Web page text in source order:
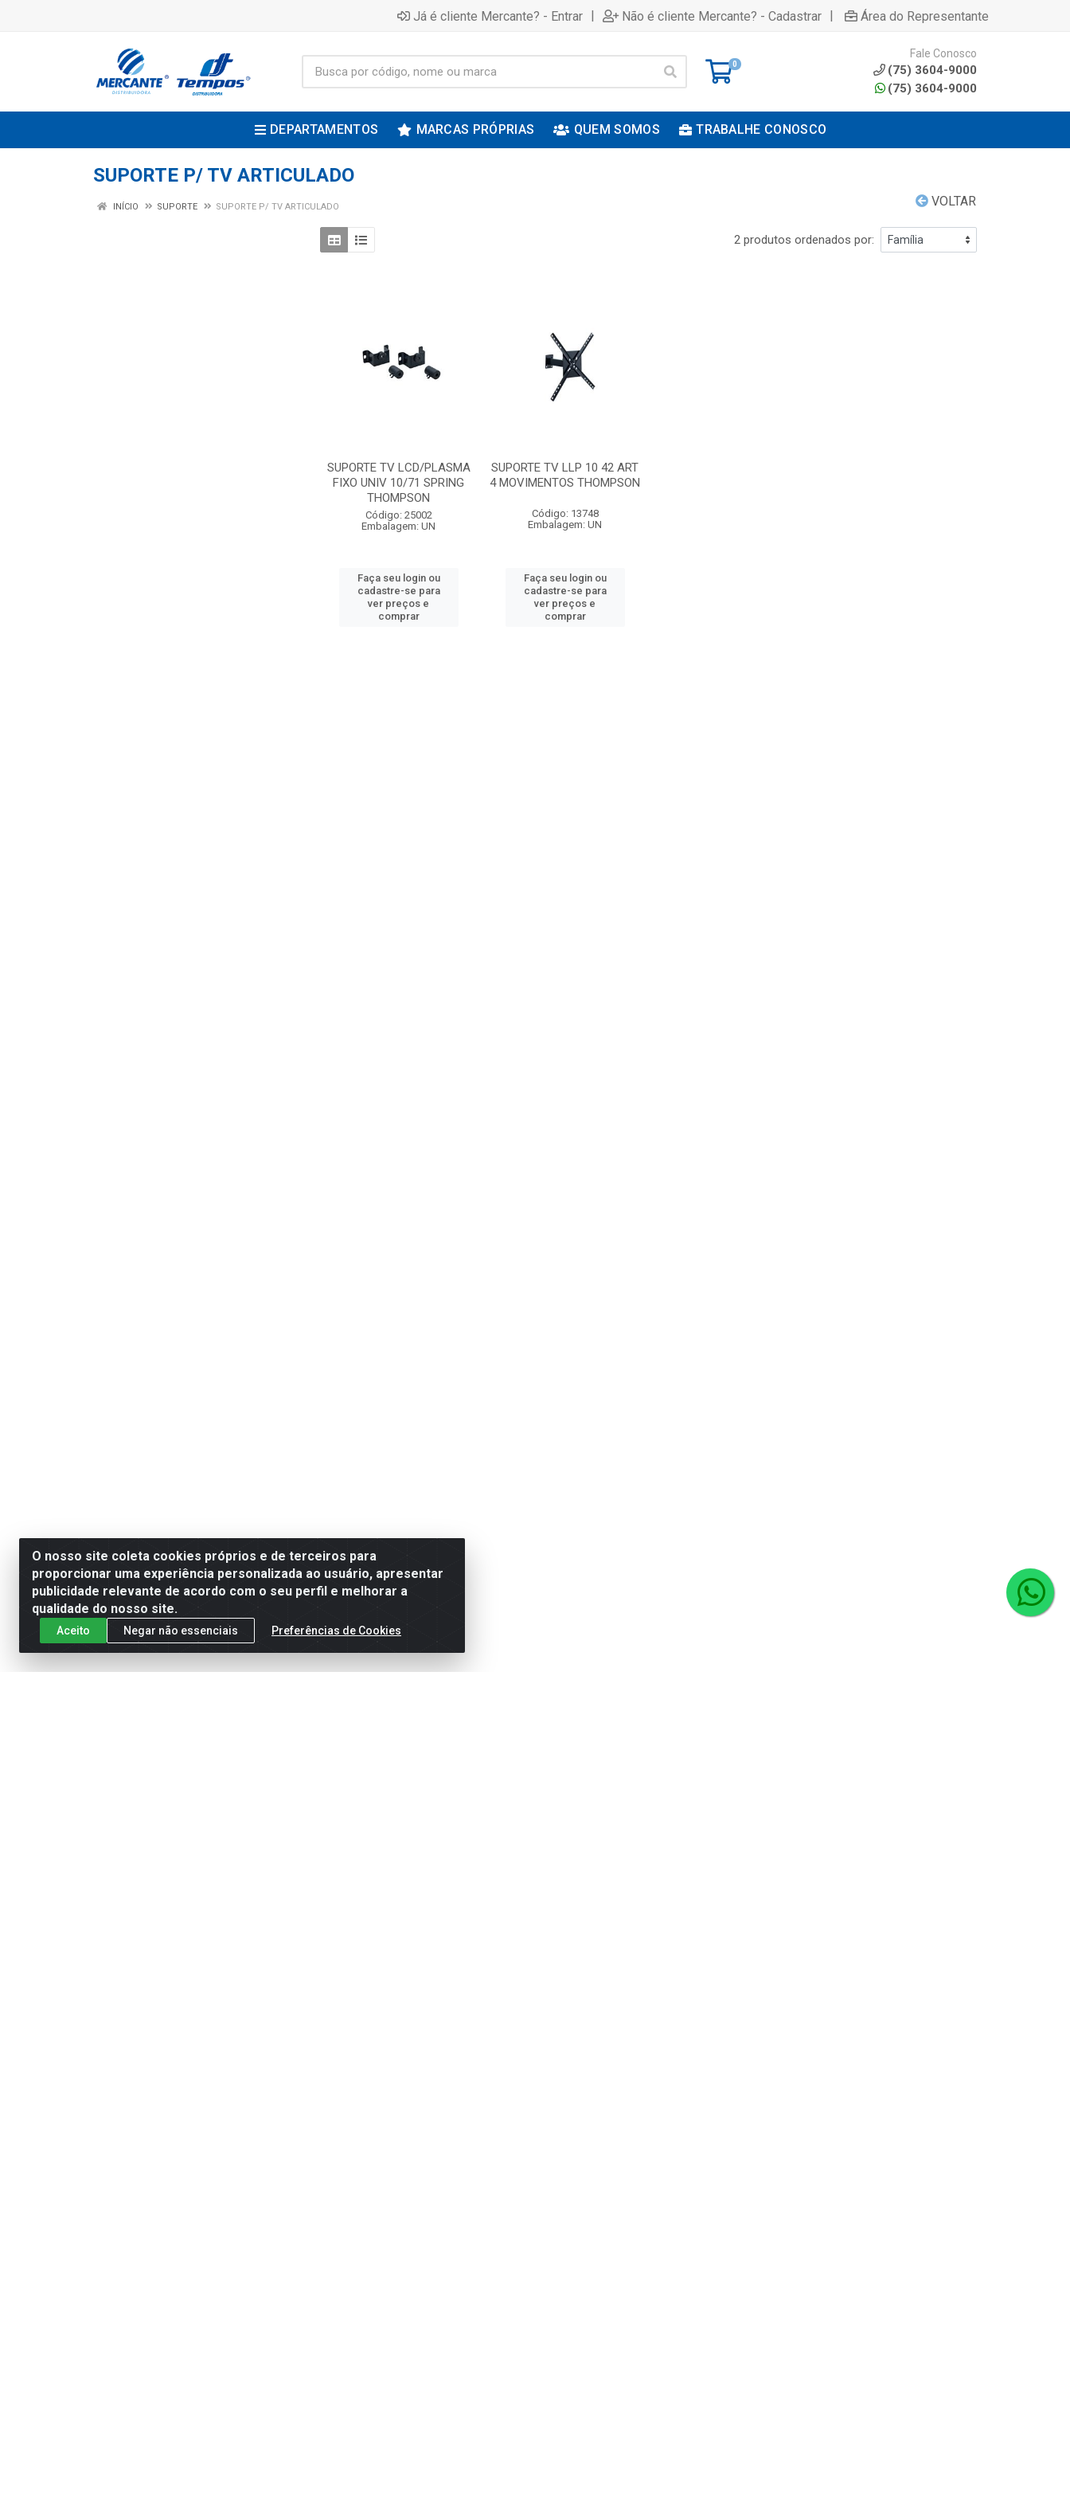
Já é cliente Mercante? - Entrar | Não é cliente Mercante? - Cadastrar | Área do Representante
0
Fale Conosco
(75) 3604-9000
(75) 3604-9000
DEPARTAMENTOS MARCAS PRÓPRIAS QUEM SOMOS TRABALHE CONOSCO
SUPORTE P/ TV ARTICULADO
VOLTAR
INÍCIO SUPORTE SUPORTE P/ TV ARTICULADO
2 produtos ordenados por:
SUPORTE TV LCD/PLASMA
FIXO UNIV 10/71 SPRING
THOMPSON
Código: 25002
Embalagem: UN
Faça seu login ou
cadastre-se para
ver preços e
comprar
SUPORTE TV LLP 10 42 ART
4 MOVIMENTOS THOMPSON
Código: 13748
Embalagem: UN
Faça seu login ou
cadastre-se para
ver preços e
comprar
O nosso site coleta cookies próprios e de terceiros para
proporcionar uma experiência personalizada ao usuário, apresentar
publicidade relevante de acordo com o seu perfil e melhorar a
qualidade do nosso site.
Aceito Negar não essenciais Preferências de Cookies